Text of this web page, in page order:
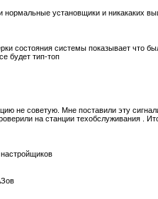
нормальные установщики и никакаких
состояния системы показывает что
будет тип-топ
не советую. Мне поставили эту
на станции техобслуживания .